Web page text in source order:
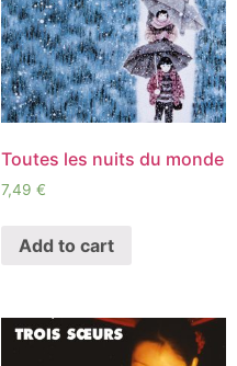
Toutes les nuits du monde
7,49 €
Add to cart